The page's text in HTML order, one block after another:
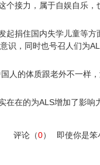
个接力，属于自娱自乐，
捐住国内失学儿童等方
识，同时也号召人们为
人的体质跟老外不一样
在在的为ALS增加了影响
即使你是笨
评论（0）